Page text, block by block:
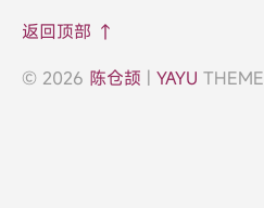
返回顶部 ↑
© 2026 陈仓颉 | YAYU THEME